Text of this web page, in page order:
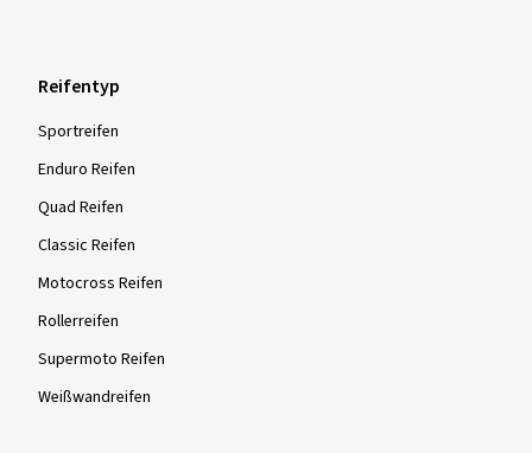
Reifentyp
Sportreifen
Enduro Reifen
Quad Reifen
Classic Reifen
Motocross Reifen
Rollerreifen
Supermoto Reifen
Weißwandreifen